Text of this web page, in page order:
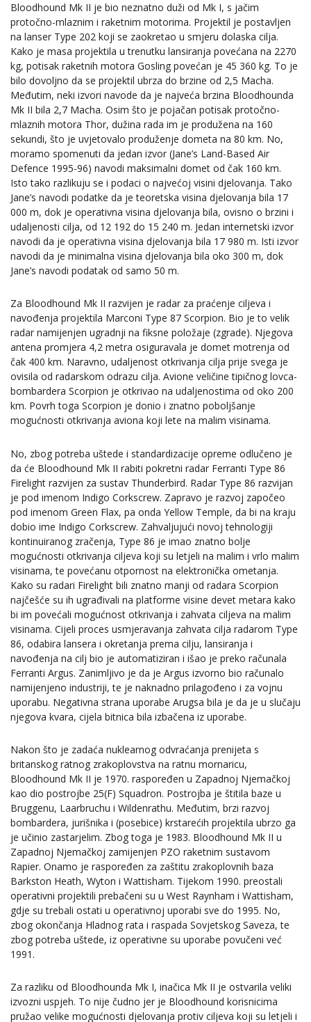
Bloodhound Mk II je bio neznatno duži od Mk I, s jačim
protočno-mlaznim i raketnim motorima. Projektil je postavljen
na lanser Type 202 koji se zaokretao u smjeru dolaska cilja.
Kako je masa projektila u trenutku lansiranja povećana na 2270
kg, potisak raketnih motora Gosling povećan je 45 360 kg. To je
bilo dovoljno da se projektil ubrza do brzine od 2,5 Macha.
Međutim, neki izvori navode da je najveća brzina Bloodhounda
Mk II bila 2,7 Macha. Osim što je pojačan potisak protočno-
mlaznih motora Thor, dužina rada im je produžena na 160
sekundi, što je uvjetovalo produženje dometa na 80 km. No,
moramo spomenuti da jedan izvor (Jane’s Land-Based Air
Defence 1995-96) navodi maksimalni domet od čak 160 km.
Isto tako razlikuju se i podaci o najvećoj visini djelovanja. Tako
Jane’s navodi podatke da je teoretska visina djelovanja bila 17
000 m, dok je operativna visina djelovanja bila, ovisno o brzini i
udaljenosti cilja, od 12 192 do 15 240 m. Jedan internetski izvor
navodi da je operativna visina djelovanja bila 17 980 m. Isti izvor
navodi da je minimalna visina djelovanja bila oko 300 m, dok
Jane’s navodi podatak od samo 50 m.
Za Bloodhound Mk II razvijen je radar za praćenje ciljeva i
navođenja projektila Marconi Type 87 Scorpion. Bio je to velik
radar namijenjen ugradnji na fiksne položaje (zgrade). Njegova
antena promjera 4,2 metra osiguravala je domet motrenja od
čak 400 km. Naravno, udaljenost otkrivanja cilja prije svega je
ovisila od radarskom odrazu cilja. Avione veličine tipičnog lovca-
bombardera Scorpion je otkrivao na udaljenostima od oko 200
km. Povrh toga Scorpion je donio i znatno poboljšanje
mogućnosti otkrivanja aviona koji lete na malim visinama.
No, zbog potreba uštede i standardizacije opreme odlučeno je
da će Bloodhound Mk II rabiti pokretni radar Ferranti Type 86
Firelight razvijen za sustav Thunderbird. Radar Type 86 razvijan
je pod imenom Indigo Corkscrew. Zapravo je razvoj započeo
pod imenom Green Flax, pa onda Yellow Temple, da bi na kraju
dobio ime Indigo Corkscrew. Zahvaljujući novoj tehnologiji
kontinuiranog zračenja, Type 86 je imao znatno bolje
mogućnosti otkrivanja ciljeva koji su letjeli na malim i vrlo malim
visinama, te povećanu otpornost na elektronička ometanja.
Kako su radari Firelight bili znatno manji od radara Scorpion
najčešće su ih ugrađivali na platforme visine devet metara kako
bi im povećali mogućnost otkrivanja i zahvata ciljeva na malim
visinama. Cijeli proces usmjeravanja zahvata cilja radarom Type
86, odabira lansera i okretanja prema cilju, lansiranja i
navođenja na cilj bio je automatiziran i išao je preko računala
Ferranti Argus. Zanimljivo je da je Argus izvorno bio računalo
namijenjeno industriji, te je naknadno prilagođeno i za vojnu
uporabu. Negativna strana uporabe Arugsa bila je da je u slučaju
njegova kvara, cijela bitnica bila izbačena iz uporabe.
Nakon što je zadaća nuklearnog odvraćanja prenijeta s
britanskog ratnog zrakoplovstva na ratnu mornaricu,
Bloodhound Mk II je 1970. raspoređen u Zapadnoj Njemačkoj
kao dio postrojbe 25(F) Squadron. Postrojba je štitila baze u
Bruggenu, Laarbruchu i Wildenrathu. Međutim, brzi razvoj
bombardera, jurišnika i (posebice) krstarećih projektila ubrzo ga
je učinio zastarjelim. Zbog toga je 1983. Bloodhound Mk II u
Zapadnoj Njemačkoj zamijenjen PZO raketnim sustavom
Rapier. Onamo je raspoređen za zaštitu zrakoplovnih baza
Barkston Heath, Wyton i Wattisham. Tijekom 1990. preostali
operativni projektili prebačeni su u West Raynham i Wattisham,
gdje su trebali ostati u operativnoj uporabi sve do 1995. No,
zbog okončanja Hladnog rata i raspada Sovjetskog Saveza, te
zbog potreba uštede, iz operativne su uporabe povučeni već
1991.
Za razliku od Bloodhounda Mk I, inačica Mk II je ostvarila veliki
izvozni uspjeh. To nije čudno jer je Bloodhound korisnicima
pružao velike mogućnosti djelovanja protiv ciljeva koji su letjeli i